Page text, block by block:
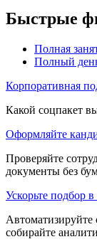
Быстрые
Полная
Полный
Корпоративная
Какой соцпакет
Оформляйте
Проверяйте
документы без
Ускорьте подбор
Автоматизируйте
собирайте